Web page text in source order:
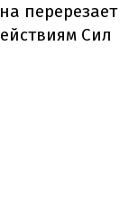
перерезает
Сил